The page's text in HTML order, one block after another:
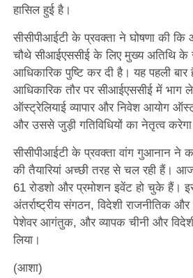
हासिल हुई है।
सीसीपीआईटी के प्रवक्ता ने घोषणा की कि
चौथे सीआईएससीई के लिए मुख्य अतिथि के
आधिकारिक पुष्टि कर दी है। यह पहली
आधिकारिक तौर पर सीआईएससीई में भाग
ऑस्ट्रेलियाई व्यापार और निवेश आयोग
और उससे जुड़ी गतिविधियों का नेतृत्व
सीसीपीआईटी के प्रवक्ता वांग गुआनान ने
की तैयारियां अच्छी तरह से चल रही हैं।
61 रोडशो और प्रमोशन इवेंट हो चुके हैं।
अंतर्राष्ट्रीय संगठन, विदेशी राजनीतिक और
पेशेवर आगंतुक, और व्यापक चीनी और
लिया।
(आशा)